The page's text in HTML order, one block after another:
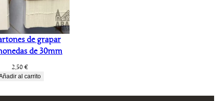
de grapar
de 30mm
2,50 €
al carrito